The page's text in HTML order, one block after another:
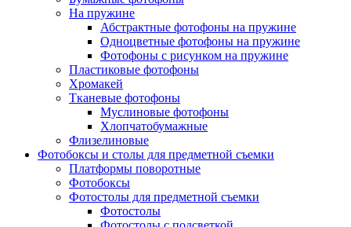
На пружине
Абстрактные фотофоны на пружине
Одноцветные фотофоны на пружине
Фотофоны с рисунком на пружине
Пластиковые фотофоны
Хромакей
Тканевые фотофоны
Муслиновые фотофоны
Хлопчатобумажные
Флизелиновые
Фотобоксы и столы для предметной съемки
Платформы поворотные
Фотобоксы
Фотостолы для предметной съемки
Фотостолы